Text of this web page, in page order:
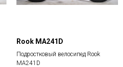
Rook MA241D
Подростковый велосипед Rook
MA241D